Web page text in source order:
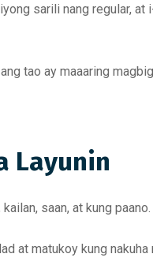
sarili nang regular,
tao ay maaaring
Layunin
saan, at kung paano.
at matukoy kung nakuha